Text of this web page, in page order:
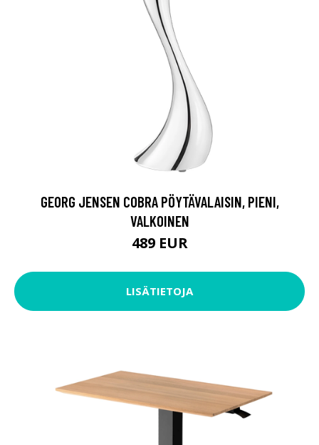
GEORG JENSEN COBRA PÖYTÄVALAISIN, PIENI,
VALKOINEN
489 EUR
LISÄTIETOJA